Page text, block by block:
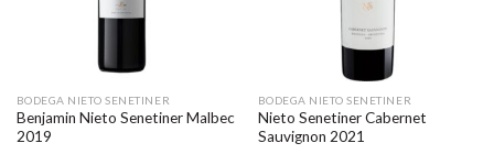
BODEGA NIETO SENETINER
Benjamin Nieto Senetiner Malbec
2019
BODEGA NIETO SENETINER
Nieto Senetiner Cabernet
Sauvignon 2021